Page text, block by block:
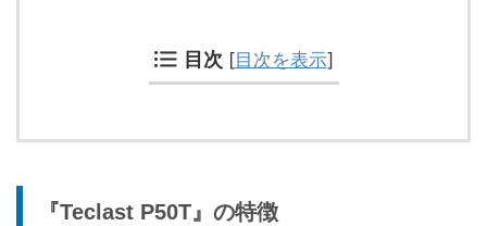
目次 [目次を表示]
『Teclast P50T』の特徴